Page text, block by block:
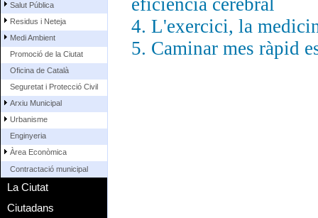
Salut Pública
Residus i Neteja
Medi Ambient
Promoció de la Ciutat
Oficina de Català
Seguretat i Protecció Civil
Arxiu Municipal
Urbanisme
Enginyeria
Àrea Econòmica
Contractació municipal
La Ciutat
Ciutadans
4. L'exercici, la
5. Caminar mes ràpid